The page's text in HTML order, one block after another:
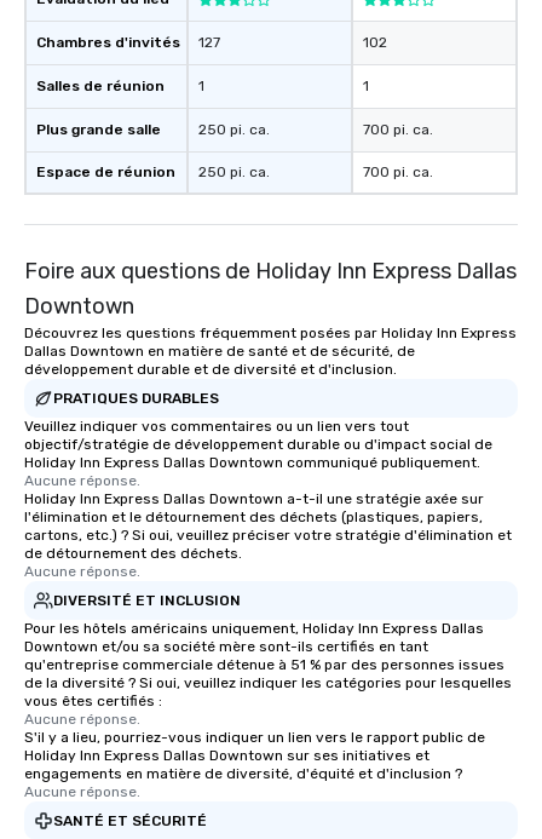
Chambres d'invités
Salles de réunion
Plus grande salle
Espace de réunion
127
1
250 pi. ca.
250 pi. ca.
102
1
700 pi. ca.
700 pi. ca.
Foire aux questions de Holiday Inn Express Dallas
Downtown
Découvrez les questions fréquemment posées par Holiday Inn Express
Dallas Downtown en matière de santé et de sécurité, de
développement durable et de diversité et d'inclusion.
PRATIQUES DURABLES
Veuillez indiquer vos commentaires ou un lien vers tout
objectif/stratégie de développement durable ou d'impact social de
Holiday Inn Express Dallas Downtown communiqué publiquement.
Aucune réponse.
Holiday Inn Express Dallas Downtown a-t-il une stratégie axée sur
l'élimination et le détournement des déchets (plastiques, papiers,
cartons, etc.) ? Si oui, veuillez préciser votre stratégie d'élimination et
de détournement des déchets.
Aucune réponse.
DIVERSITÉ ET INCLUSION
Pour les hôtels américains uniquement, Holiday Inn Express Dallas
Downtown et/ou sa société mère sont-ils certifiés en tant
qu'entreprise commerciale détenue à 51 % par des personnes issues
de la diversité ? Si oui, veuillez indiquer les catégories pour lesquelles
vous êtes certifiés :
Aucune réponse.
S'il y a lieu, pourriez-vous indiquer un lien vers le rapport public de
Holiday Inn Express Dallas Downtown sur ses initiatives et
engagements en matière de diversité, d'équité et d'inclusion ?
Aucune réponse.
SANTÉ ET SÉCURITÉ